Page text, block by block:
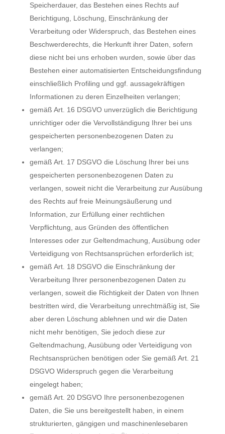
Speicherdauer, das Bestehen eines Rechts auf
Berichtigung, Löschung, Einschränkung der
Verarbeitung oder Widerspruch, das Bestehen eines
Beschwerderechts, die Herkunft ihrer Daten, sofern
diese nicht bei uns erhoben wurden, sowie über das
Bestehen einer automatisierten Entscheidungsfindung
einschließlich Profiling und ggf. aussagekräftigen
Informationen zu deren Einzelheiten verlangen;
gemäß Art. 16 DSGVO unverzüglich die Berichtigung
unrichtiger oder die Vervollständigung Ihrer bei uns
gespeicherten personenbezogenen Daten zu
verlangen;
gemäß Art. 17 DSGVO die Löschung Ihrer bei uns
gespeicherten personenbezogenen Daten zu
verlangen, soweit nicht die Verarbeitung zur Ausübung
des Rechts auf freie Meinungsäußerung und
Information, zur Erfüllung einer rechtlichen
Verpflichtung, aus Gründen des öffentlichen
Interesses oder zur Geltendmachung, Ausübung oder
Verteidigung von Rechtsansprüchen erforderlich ist;
gemäß Art. 18 DSGVO die Einschränkung der
Verarbeitung Ihrer personenbezogenen Daten zu
verlangen, soweit die Richtigkeit der Daten von Ihnen
bestritten wird, die Verarbeitung unrechtmäßig ist, Sie
aber deren Löschung ablehnen und wir die Daten
nicht mehr benötigen, Sie jedoch diese zur
Geltendmachung, Ausübung oder Verteidigung von
Rechtsansprüchen benötigen oder Sie gemäß Art. 21
DSGVO Widerspruch gegen die Verarbeitung
eingelegt haben;
gemäß Art. 20 DSGVO Ihre personenbezogenen
Daten, die Sie uns bereitgestellt haben, in einem
strukturierten, gängigen und maschinenlesebaren